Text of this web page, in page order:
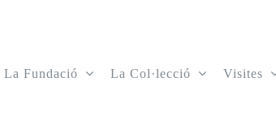
La Fundació La Col·lecció Visites